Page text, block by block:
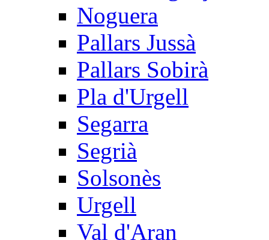
Noguera
Pallars Jussà
Pallars Sobirà
Pla d'Urgell
Segarra
Segrià
Solsonès
Urgell
Val d'Aran